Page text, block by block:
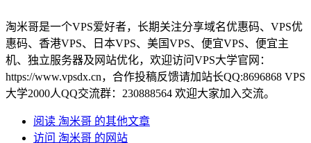
淘米哥是一个VPS爱好者，长期关注分享域名优惠码、VPS优
惠码、香港VPS、日本VPS、美国VPS、便宜VPS、便宜主
机、独立服务器及网站优化，欢迎访问VPS大学官网：
https://www.vpsdx.cn，合作投稿反馈请加站长QQ:8696868 VPS
大学2000人QQ交流群：230888564 欢迎大家加入交流。
阅读 淘米哥 的其他文章
访问 淘米哥 的网站